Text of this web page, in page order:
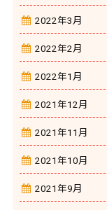
2022年3月
2022年2月
2022年1月
2021年12月
2021年11月
2021年10月
2021年9月